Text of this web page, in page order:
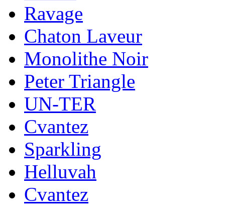
Ravage
Chaton Laveur
Monolithe Noir
Peter Triangle
UN-TER
Cvantez
Sparkling
Helluvah
Cvantez